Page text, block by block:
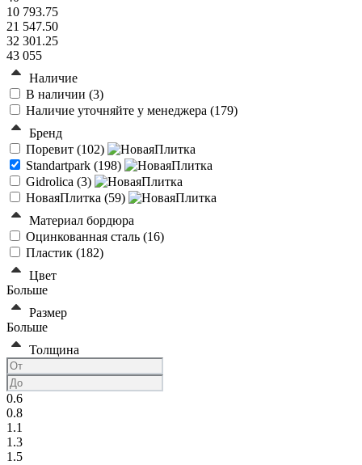
10 793.75
21 547.50
32 301.25
43 055
Наличие
В наличии (3)
Наличие уточняйте у менеджера (179)
Бренд
Поревит (102)
Standartpark (198)
Gidrolica (3)
НоваяПлитка (59)
Материал бордюра
Оцинкованная сталь (16)
Пластик (182)
Цвет
Больше
Размер
Больше
Толщина
0.6
0.8
1.1
1.3
1.5